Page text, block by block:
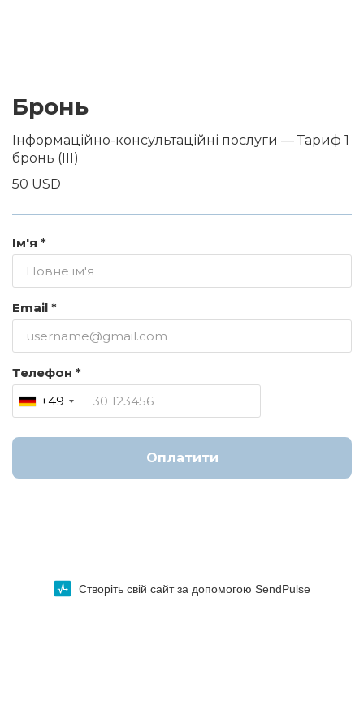
Бронь
Інформаційно-консультаційні послуги — Тариф 1
бронь (III)
50 USD
Ім'я *
Email *
Телефон *
+49
Оплатити
Створіть свій сайт за допомогою SendPulse